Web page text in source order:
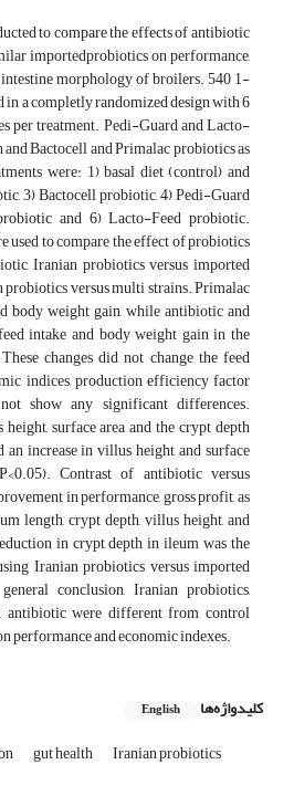
to compare the effects of antibiotic
importedprobiotics on performance,
morphology of broilers. 540 1-
in a completly randomized design with 6
per treatment. Pedi-Guard and Lacto-
and Bactocell and Primalac probiotics as
were: 1) basal diet (control) and
3) Bactocell probiotic, 4) Pedi-Guard
and 6) Lacto-Feed probiotic.
used to compare the effect of probiotics
Iranian probiotics versus imported
versus multi strains. Primalac
body weight gain, while antibiotic and
intake and body weight gain in the
changes did not change the feed
indices, production efficiency factor
show any significant differences.
surface area and the crypt depth
an increase in villus height and surface
Contrast of antibiotic versus
in performance, gross profit, as
length, crypt depth, villus height, and
in crypt depth in ileum was the
Iranian probiotics versus imported
conclusion, Iranian probiotics,
antibiotic were different from control
performance and economic indexes.
کلیدواژه‌ها English
gut health Iranian probiotics